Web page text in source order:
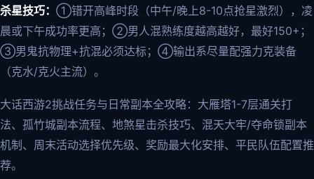
杀星技巧： ①错开高峰时段（中午/晚上8-10点抢星激烈），凌
晨或下午成功率更高；②男人混熟练度越高越好，最好150+；
③男鬼抗物理+抗混必须达标；④输出系尽量配强力克装备
（克水/克火主流）。
大话西游2挑战任务与日常副本全攻略：大雁塔1-7层通关打
法、孤竹城副本流程、地煞星击杀技巧、混天大牢/夺命锁副本
机制、周末活动选择优先级、奖励最大化安排、平民队伍配置推
荐。